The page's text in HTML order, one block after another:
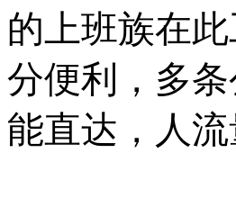
的上班族在
分便利，多
能直达，人